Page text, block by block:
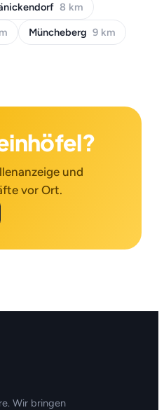
8 km
Müncheberg 9 km
und
vor Ort.
Wir bringen